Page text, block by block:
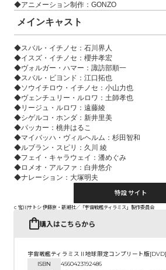
◆アニメーション制作：GONZO
メインキャスト
◆スバル・イチノセ：石川界人
◆イスズ・イチノセ：櫻井孝宏
◆ヴォルガー・ハマー：諏訪部順一
◆スバル・ビヨンド：江口拓也
◆ソウイチロウ・イチノセ：小山力也
◆ヴェンチュリー・ルロワ：土師孝也
◆リージュ・ルロワ：遠藤綾
◆シゲルコ・ホンダ：新井里美
◆パッカー：桃井はるこ
◆マイバッハ・ヴィルヘルム：杉田智和
◆ルブラン・スピリ：久川 綾
◆フェイ・キャラウェイ：潘めぐみ
◆ロメオ・アルファ：白井悠介
◆ナレーション：大塚明夫
特設サイト
c 宮川サトシ 伊藤亰・新潮社／「宇宙戦艦ティラミス」製作委員会
購入はこちらから
宇宙戦艦ティラミスⅡ地球限定コンプリート版[DVD]
ISBN
4560423192486